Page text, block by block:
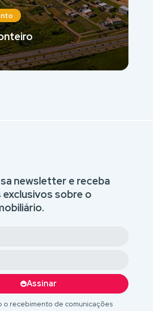
newsletter e receba
sobre o
Assinar
o recebimento de comunicações